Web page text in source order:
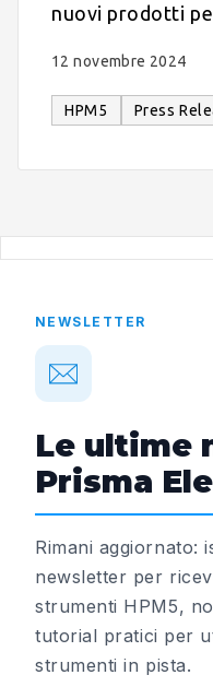
nuovi prodotti
12 novembre 2024
HPM5 Press
NEWSLETTER
Le ultime
Prisma
Rimani aggiornato:
newsletter per
strumenti HPM5,
tutorial pratici per
strumenti in pista.